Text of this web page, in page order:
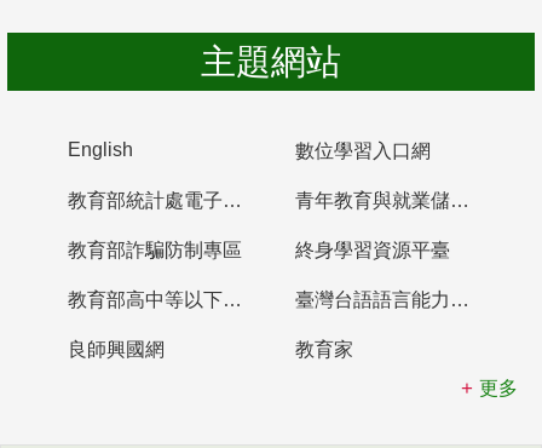
主題網站
English 數位學習入口網
教育部統計處電子書櫃 青年教育與就業儲蓄帳戶
教育部詐騙防制專區 終身學習資源平臺
教育部高中等以下學校及幼兒園教師資格檢定考試 臺灣台語語言能力認證網站
良師興國網
教育家
更多